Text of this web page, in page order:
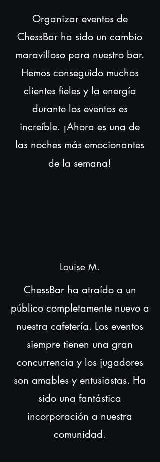
Organizar eventos de
ChessBar ha sido un cambio
maravilloso para nuestro bar.
Hemos conseguido muchos
clientes fieles y la energía
durante los eventos es
increíble. ¡Ahora es una de
las noches más emocionantes
de la semana!
Louise M.
ChessBar ha atraído a un
público completamente nuevo a
nuestra cafetería. Los eventos
siempre tienen una gran
concurrencia y los jugadores
son amables y entusiastas. Ha
sido una fantástica
incorporación a nuestra
comunidad.